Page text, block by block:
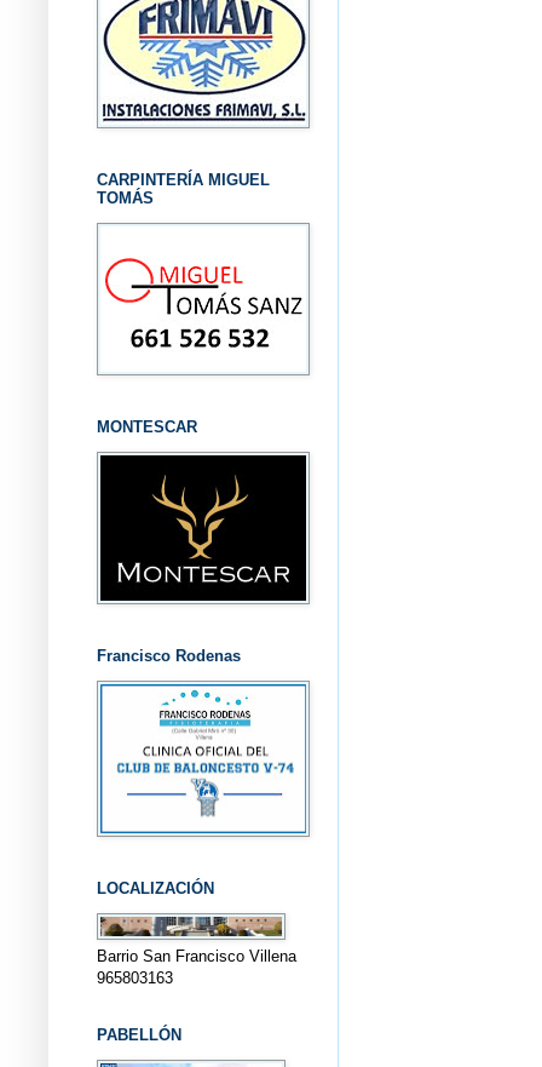
CARPINTERÍA MIGUEL
TOMÁS
MONTESCAR
Francisco Rodenas
LOCALIZACIÓN
Barrio San Francisco Villena
965803163
PABELLÓN